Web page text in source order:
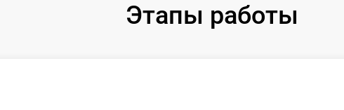
Этапы работы